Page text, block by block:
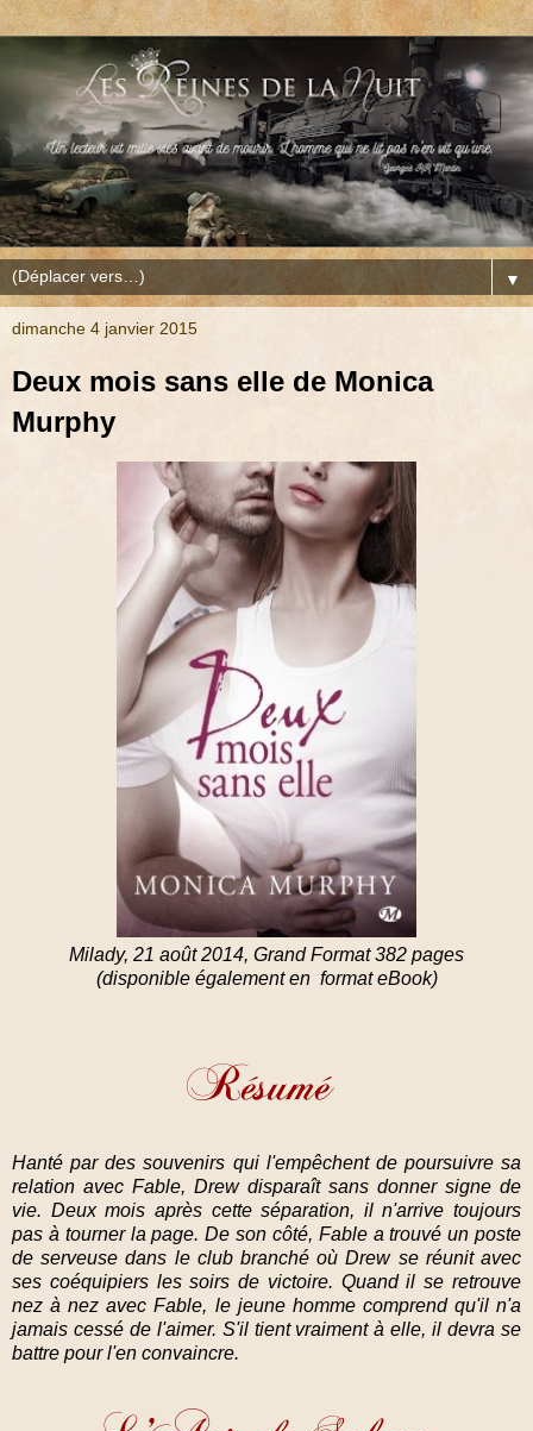
▼
dimanche 4 janvier 2015
Deux mois sans elle de Monica
Murphy
Milady, 21 août 2014, Grand Format 382 pages
(disponible également en format eBook)
Hanté par des souvenirs qui l'empêchent de poursuivre sa
relation avec Fable, Drew disparaît sans donner signe de
vie. Deux mois après cette séparation, il n'arrive toujours
pas à tourner la page. De son côté, Fable a trouvé un poste
de serveuse dans le club branché où Drew se réunit avec
ses coéquipiers les soirs de victoire. Quand il se retrouve
nez à nez avec Fable, le jeune homme comprend qu'il n'a
jamais cessé de l'aimer. S'il tient vraiment à elle, il devra se
battre pour l'en convaincre.